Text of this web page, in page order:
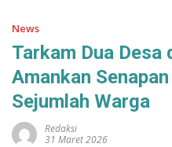
News
Tarkam Dua Desa
Amankan
Sejumlah Warga
Redaksi
31 Maret 2026